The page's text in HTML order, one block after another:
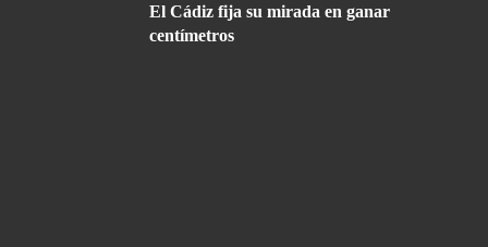
El Cádiz fija su mirada en ganar
centímetros